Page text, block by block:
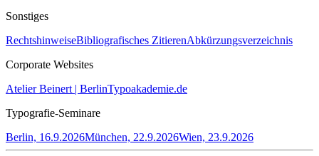
Sonstiges
RechtshinweiseBibliografisches ZitierenAbkürzungsverzeichnis
Corporate Websites
Atelier Beinert | BerlinTypoakademie.de
Typografie-Seminare
Berlin, 16.9.2026München, 22.9.2026Wien, 23.9.2026